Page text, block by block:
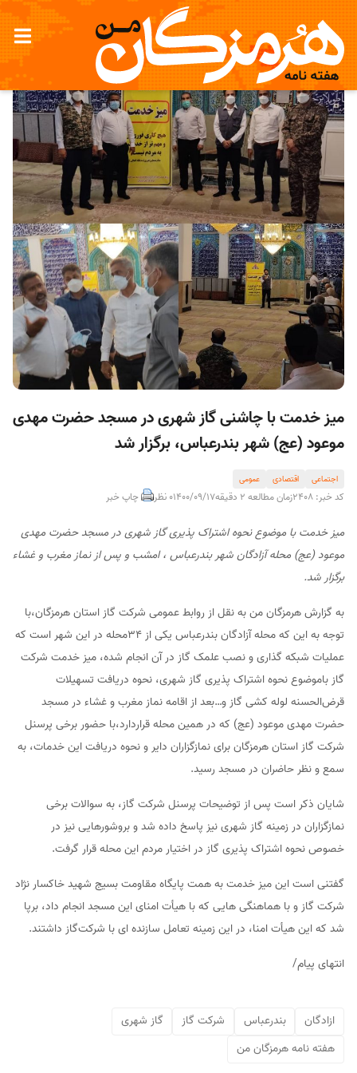
میز خدمت با چاشنی گاز شهری در مسجد حضرت مهدی
موعود (عج) شهر بندرعباس، برگزار شد
اجتماعی اقتصادی عمومی
کد خبر: 2408 زمان مطالعه 2 دقیقه 1400/09/170 نظر چاپ خبر
میز خدمت با موضوع نحوه اشتراک پذیری گاز شهری در مسجد حضرت مهدی
موعود (عج) محله آزادگان شهر بندرعباس ، امشب و پس از نماز مغرب و غشاء
برگزار شد.
به گزارش هرمزگان من به نقل از روابط عمومی شرکت گاز استان هرمزگان،با
توجه به این که محله آزادگان بندرعباس یکی از ۳۴محله در این شهر است که
عملیات شبکه گذاری و نصب علمک‌ گاز در آن انجام شده، میز خدمت شرکت
گاز باموضوع نحوه اشتراک پذیری گاز شهری، نحوه دریافت تسهیلات
قرض‌الحسنه لوله کشی گاز و…بعد از اقامه نماز مغرب و غشاء در مسجد
حضرت مهدی موعود (عج) که در همین محله قراردارد،با حضور برخی پرسنل
شرکت گاز استان هرمزگان برای نمازگزاران دایر و نحوه دریافت این خدمات، به
سمع و نظر حاضران در مسجد رسید.
شایان ذکر است پس از توضیحات پرسنل شرکت گاز، به سوالات برخی
نمازگزاران در زمینه گاز شهری نیز پاسخ داده شد و بروشورهایی نیز در
خصوص نحوه اشتراک پذیری گاز در اختیار مردم این محله قرار گرفت.
گفتنی است این میز خدمت به همت پایگاه مقاومت بسیج شهید خاکسار نژاد
شرکت گاز و با هماهنگی هایی که با هیأت امنای این مسجد انجام داد، برپا
شد که این هیأت امنا، در این زمینه تعامل سازنده ای با شرکت‌گاز داشتند.
انتهای پیام/
ازادگان بندرعباس شرکت گاز
گاز شهری
هفته نامه هرمزگان من